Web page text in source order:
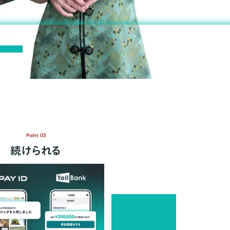
Point 03
続けられる